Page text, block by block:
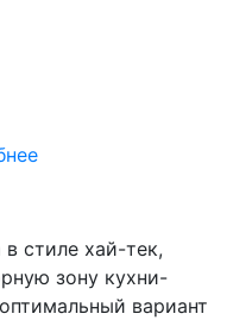
стиле хай-тек,
зону кухни-
вариант